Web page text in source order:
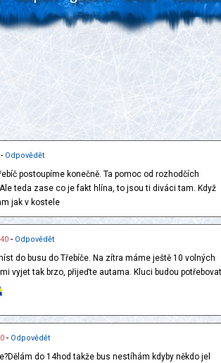
Odpovědět
postoupíme konečně. Ta pomoc od rozhodčích
teda zase co je fakt hlína, to jsou ti diváci tam. Když
jak v kostele
- Odpovědět
do busu do Třebíče. Na zítra máme ještě 10 volných
vyjet tak brzo, přijeďte autama. Kluci budou potřebovat
- Odpovědět
do 14hod takže bus nestíhám kdyby někdo jel